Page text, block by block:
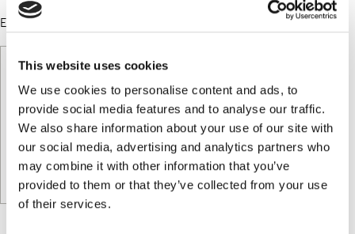
This website uses cookies
We use cookies to personalise content and ads, to
provide social media features and to analyse our traffic.
We also share information about your use of our site with
our social media, advertising and analytics partners who
may combine it with other information that you’ve
provided to them or that they’ve collected from your use
of their services.
Escribe tu mensaje